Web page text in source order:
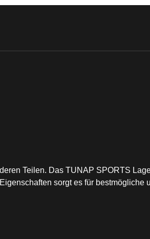
Teilen. Das TUNAP SPORTS
sorgt es für